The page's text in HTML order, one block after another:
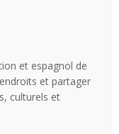
et espagnol de
et partager
culturels et